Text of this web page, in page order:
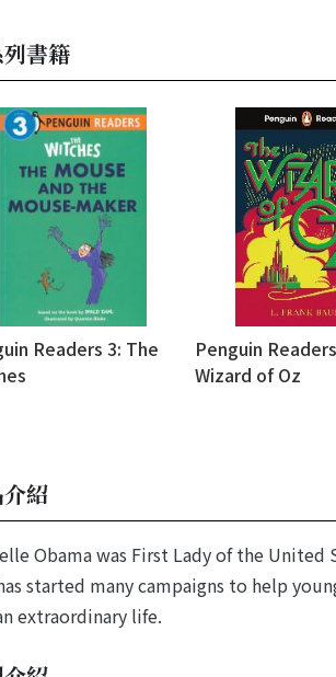
書籍
Readers 3: The
Penguin
Wizard of Oz
紹
Obama was First Lady of the
started many campaigns to help
extraordinary life.